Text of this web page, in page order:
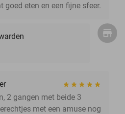
goed eten en een fijne sfeer.
2 gangen met beide 3
met een amuse nog